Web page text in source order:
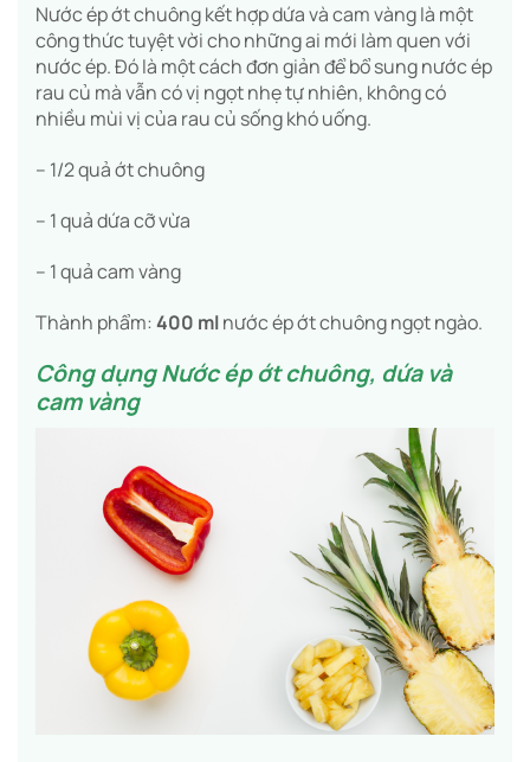
Nước ép ớt chuông kết hợp dứa và cam vàng là một
công thức tuyệt vời cho những ai mới làm quen với
nước ép. Đó là một cách đơn giản để bổ sung nước ép
rau củ mà vẫn có vị ngọt nhẹ tự nhiên, không có
nhiều mùi vị của rau củ sống khó uống.
– 1/2 quả ớt chuông
– 1 quả dứa cỡ vừa
– 1 quả cam vàng
Thành phẩm: 400 mlnước ép ớt chuông ngọt ngào.
Công dụng Nước ép ớt chuông, dứa và
cam vàng